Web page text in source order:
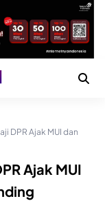
DPR Ajak MUI dan
Ajak MUI